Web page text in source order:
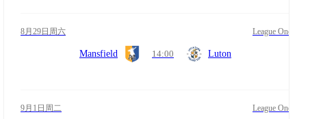
8月29日周六 League One
Mansfield 14:00 Luton
9月1日周二 League One